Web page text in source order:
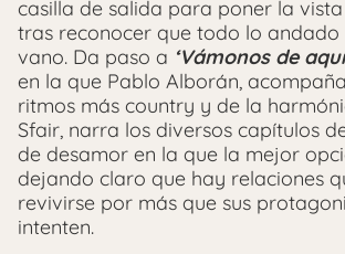
casilla de salida para poner la
tras reconocer que todo lo andado
vano. Da paso a ‘Vámonos de
en la que Pablo Alborán,
ritmos más country y de la
Sfair, narra los diversos capítulos
de desamor en la que la mejor
dejando claro que hay relaciones
revivirse por más que sus
intenten.